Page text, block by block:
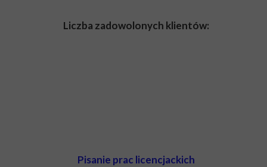
Pisanie prac licencjackich
Liczba zadowolonych klientów: